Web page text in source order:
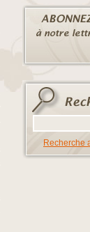
Recherche